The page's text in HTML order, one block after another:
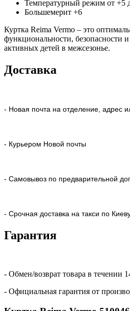
Температурный режим от +5
Большемерит +6
Куртка Reima Vermo – это
функциональности, безопасности
активных детей в межсезонье.
Доставка
- Новая почта на отделение, адрес
- Курьером Новой почты
- Самовывоз по предварительной
- Срочная доставка на такси по
Гарантия
- Обмен/возврат товара в течении
- Официальная гарантия от